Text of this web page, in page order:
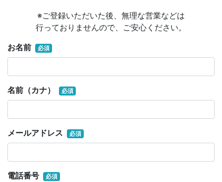
※ご登録いただいた後、無理な営業などは
行っておりませんので、ご安心ください。
お名前
必須
名前（カナ） 必須
メールアドレス 必須
電話番号 必須